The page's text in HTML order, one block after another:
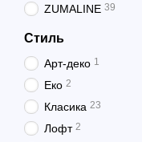
ZUMALINE 39
Стиль
Арт-деко 1
Еко 2
Класика 23
Лофт 2